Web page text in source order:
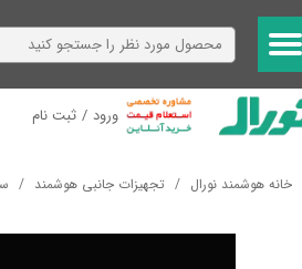
ورود / ثبت نام
حساب کاربری من
تغییر گذر واژه
خروج از حساب کاربری
خانه هوشمند نورال تجهیزات جانبی هوشمند